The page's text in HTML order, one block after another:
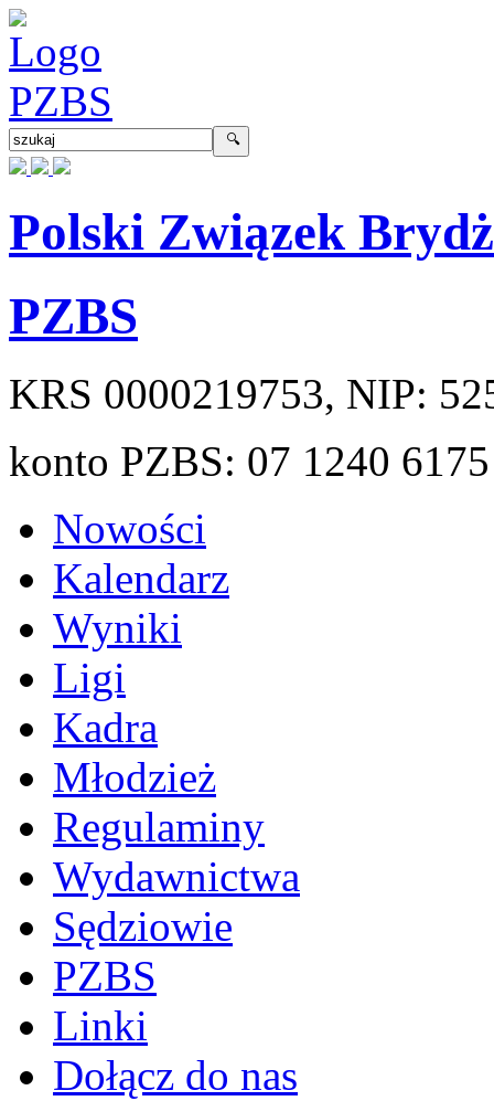
Polski Związek
PZBS
KRS 0000219753, NIP:
konto PZBS: 07 1240
Nowości
Kalendarz
Wyniki
Ligi
Kadra
Młodzież
Regulaminy
Wydawnictwa
Sędziowie
PZBS
Linki
Dołącz do nas